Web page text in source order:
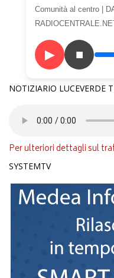
Comunità al centro |
▶ ■
NOTIZIARIO LUCEVERDE
Per ulteriori dettagli sul
SYSTEMTV